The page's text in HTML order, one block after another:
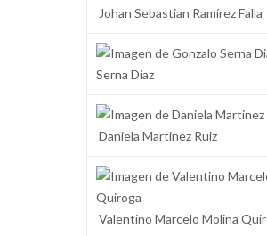
Johan Sebastian Ramírez Falla
Serna Diaz
Daniela Martinez Ruiz
Valentino Marcelo Molina